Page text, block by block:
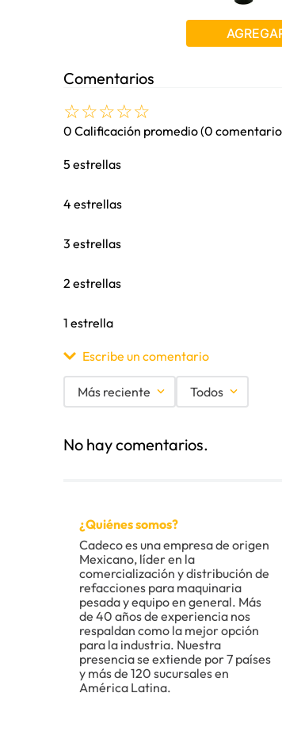
Comentarios
☆☆☆☆☆
0 Calificación promedio(0
5 estrellas
4 estrellas
3 estrellas
2 estrellas
1 estrella
Escribe un comentario
Título
Califica el producto de 1 a 5
★★★★★
Tu nombre
Dirección de email
Escribe un comentario
Más reciente Todos
No hay comentarios.
¿Quiénes somos?
Cadeco es una empresa de origen
Mexicano, líder en la
comercialización y distribución de
refacciones para maquinaria
pesada y equipo en general. Más
de 40 años de experiencia nos
respaldan como la mejor opción
para la industria. Nuestra
presencia se extiende por 7 países
y más de 120 sucursales en
América Latina.